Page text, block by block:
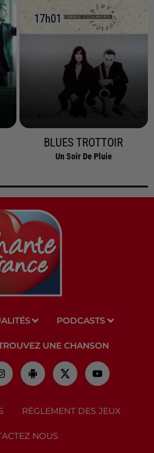
17h01
17h01
BLUES TROTTOIR
Un Soir De Pluie
PODCASTS
UNE CHANSON
RÈGLEMENT DES JEUX
NOUS